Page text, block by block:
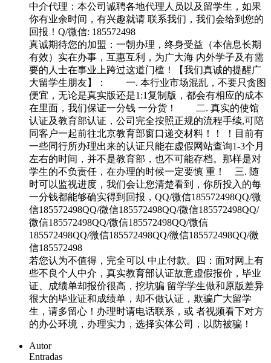
中介代理：本公司诚聘各地代理人员以及留学生，如果
你有业余时间，有兴趣就请 联系我们，我们会给到您的
回报！Q/微信: 185572498
真诚期待您的加盟：一朝办理，终身受益（本信息长期
有效）实在办事，互惠互利，为广大海 内外学子及有需
要的人士在事业上跨过这道门槛！【我们真诚的提醒广
大留学生朋友】： 一. 本行业市场混乱，不要只贪图
便宜，无论是真实版还是1:1复制版，都会有相应的成本
在里面，我们保证一分钱 一分货！ 二. 真实的使馆
认证及教育部认证，公司完全按照正规的流程手续,可陪
同客户一起前往北京教育部窗口递交材料！！ ！目前有
一些同行所办理出来的认证只能在虚假网站查询1-3个月
左右的时间，并不是教育部，也不可能存档。那样是对
学生的不负责任，在办理的时候一定要慎 重！ 三. 随
时可以监视进度，我们会让您清楚看到，你所投入的每
一分钱都能够确实得到回报，QQ/微信185572498QQ/微
信185572498QQ/微信185572498QQ/微信185572498QQ/
微信185572498QQ/微信185572498QQ/微信
185572498QQ/微信185572498QQ/微信185572498QQ/微
信185572498
若您认为不值得，完全可以 中止付款。四：面对网上有
些不良个人中介，真实教育部认证故意虚假报价，毕业
证、成绩单却报价很高，挖坑骗 留学学生做和原版差异
很大的毕业证和成绩单，却不做认证，欺骗广大留学
生，请多留心！办理时请电话联系，或 者视频看下对方
的办公环境，办理实力，选择实体公司，以防被骗！
Autor
Entradas